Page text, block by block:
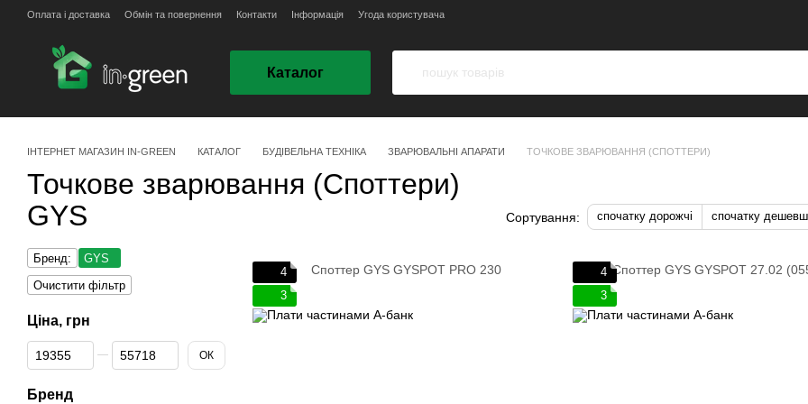
Перейти до основного контенту
Оплата і доставка Обмін та повернення Контакти Інформація Угода користувача
Каталог
ІНТЕРНЕТ МАГАЗИН IN-GREEN КАТАЛОГ БУДІВЕЛЬНА ТЕХНІКА ЗВАРЮВАЛЬНІ АПАРАТИ ТОЧКОВЕ ЗВАРЮВАННЯ (СПОТТЕРИ)
Точкове зварювання (Споттери)
GYS
Сортування: спочатку дорожчі спочатку
4
3
4
3
Бренд:
GYS
Очистити фільтр
Ціна, грн
Від Ціна, грн
До Ціна, грн ОК
Бренд